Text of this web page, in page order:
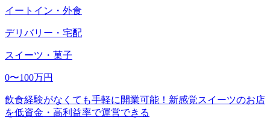
イートイン・外食
デリバリー・宅配
スイーツ・菓子
0〜100万円
飲食経験がなくても手軽に開業可能！新感覚スイーツのお店
を低資金・高利益率で運営できる